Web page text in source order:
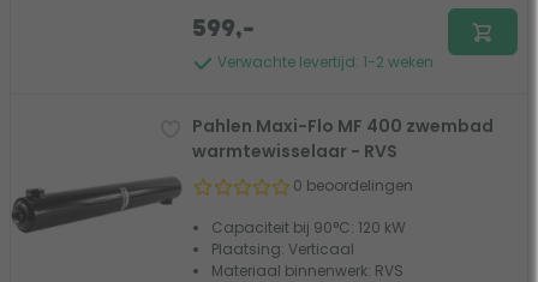
Verwachte levertijd: 1-2 weken
599,-
Pahlen Maxi-Flo MF 400 zwembad
warmtewisselaar - RVS
0 beoordelingen
Capaciteit bij 90°C: 120 kW
Plaatsing: Verticaal
Materiaal binnenwerk: RVS